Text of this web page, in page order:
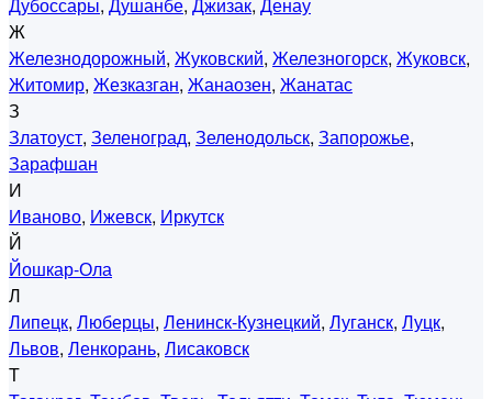
Ж
Железнодорожный, Жуковский, Железногорск, Жуковск,
Житомир, Жезказган, Жанаозен, Жанатас
З
Златоуст, Зеленоград, Зеленодольск, Запорожье,
Зарафшан
И
Иваново, Ижевск, Иркутск
Й
Йошкар-Ола
Л
Липецк, Люберцы, Ленинск-Кузнецкий, Луганск, Луцк,
Львов, Ленкорань, Лисаковск
Т